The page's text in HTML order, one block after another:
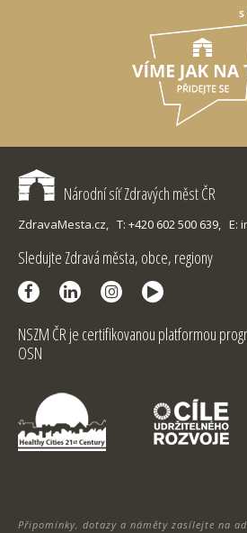
Národní síť Zdravých měst ČR
ZdravaMesta.cz, T: +420 602 500 639, E:
Sledujte Zdravá města, obce, regiony
NSZM ČR je certifikovanou platformou
OSN
Připomínky, dotazy a náměty zasílejte na